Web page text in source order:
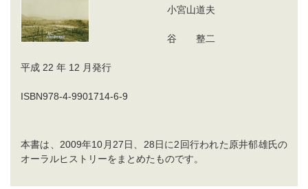
小宮山道夫
谷 整二
平成 22 年 12 月発行
ISBN978-4-9901714-6-9
本書は、2009年10月27日、28日に2回行われた原井郁雄氏の
オーラルヒストリーをまとめたものです。